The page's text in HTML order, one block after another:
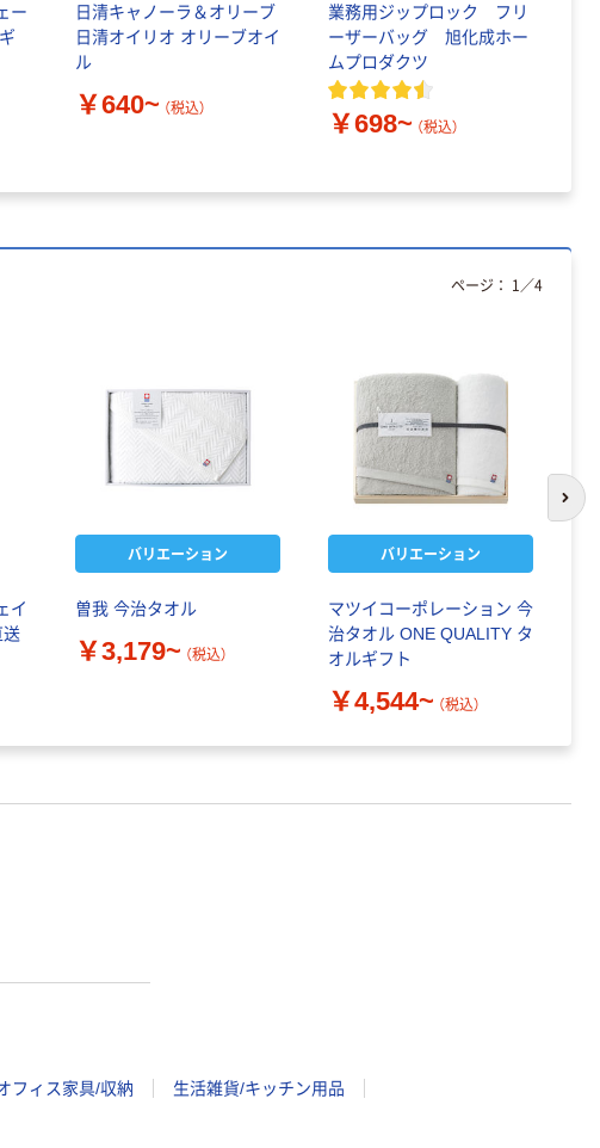
ー
日清キャノーラ＆オリーブ
日清オイリオ オリーブオイ
ル
￥640~ （税込）
業務用ジップロック フリ
ーザーバッグ 旭化成ホー
ムプロダクツ
￥698~ （税込）
イ
送
バリエーション
曽我 今治タオル
￥3,179~ （税込）
バリエーション
マツイコーポレーション 今
治タオル ONE QUALITY タ
オルギフト
￥4,544~ （税込）
ページ： 1 ／4
次
フィス家具/収納 生活雑貨/キッチン用品